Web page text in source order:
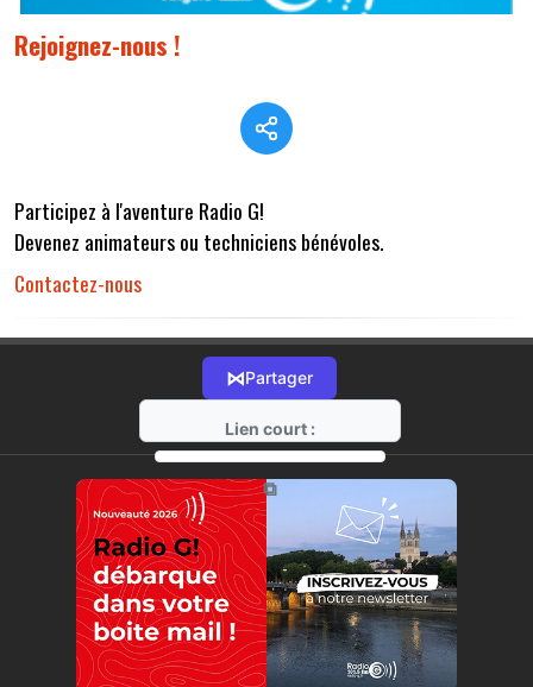
Rejoignez-nous !
Participez à l'aventure Radio G!
Devenez animateurs ou techniciens bénévoles.
Contactez-nous
⋈Partager
Lien court :
https://radio-g.fr?r32
⧉